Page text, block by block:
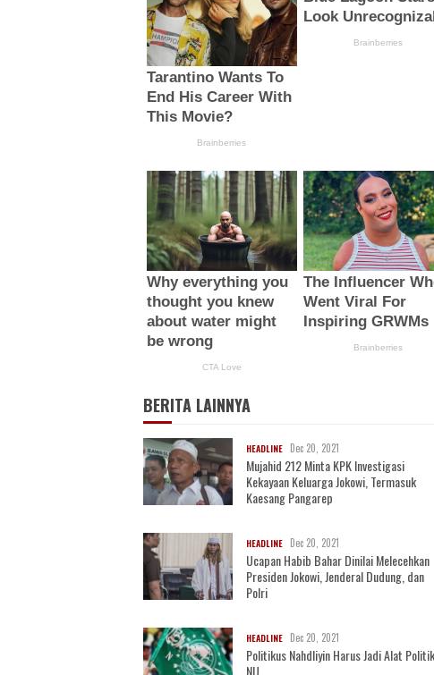
BERITA LAINNYA
HEADLINE Dec 20, 2021
Mujahid 212 Minta KPK Investigasi
Kekayaan Keluarga Jokowi, Termasuk
Kaesang Pangarep
HEADLINE Dec 20, 2021
Ucapan Habib Bahar Dinilai Melecehkan
Presiden Jokowi, Jenderal Dudung, dan
Polri
HEADLINE Dec 20, 2021
Politikus Nahdliyin Harus Jadi Alat Politik
NU